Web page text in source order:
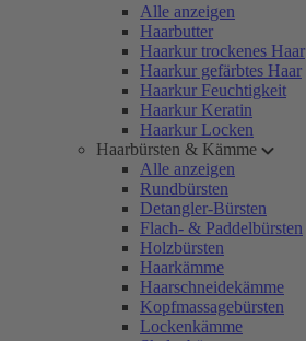
Alle anzeigen
Haarbutter
Haarkur trockenes Haar
Haarkur gefärbtes Haar
Haarkur Feuchtigkeit
Haarkur Keratin
Haarkur Locken
Haarbürsten & Kämme
Alle anzeigen
Rundbürsten
Detangler-Bürsten
Flach- & Paddelbürsten
Holzbürsten
Haarkämme
Haarschneidekämme
Kopfmassagebürsten
Lockenkämme